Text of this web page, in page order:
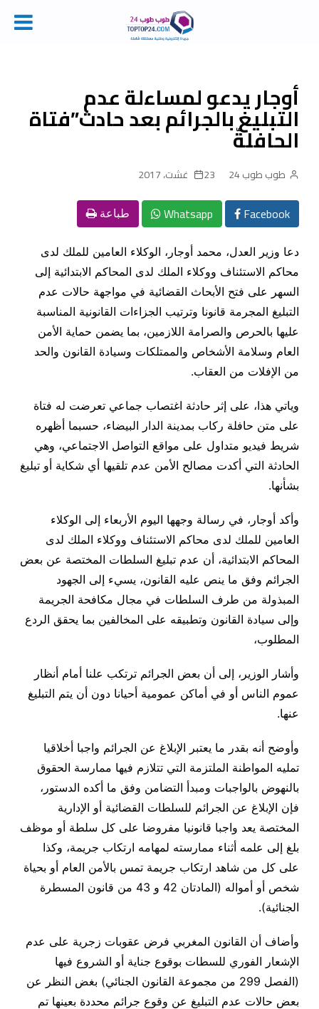
contentأوجار يدعو لمساءلة عدم
التبليغ بالجرائم بعد حادث”فتاة
الحافلةّ
طوب طوب 24 23 غشت، 2017
Facebook
Whatsapp طباعة
دعا وزير العدل، محمد أوجار، الوكلاء العامين للملك لدى
محاكم الاستئناف ووكلاء الملك لدى المحاكم الابتدائية إلى
السهر على فتح الأبحاث القضائية في مواجهة حالات عدم
التبليغ المجرمة قانونا وترتيب الجزاءات القانونية المناسبة
عليها بالحرص والصرامة اللازمين، بما يضمن حماية الأمن
العام وسلامة الأشخاص والممتلكات وسيادة القانون والحد
من الإفلات من العقاب.
وياتي هذا، على إثر حادثة اغتصاب جماعي تعرضت له فتاة
على متن حافلة ركاب بمدينة الدار البيضاء، حسبما أظهره
شريط فيديو متداول على مواقع التواصل الاجتماعي، وهي
الحادثة التي أكدت مصالح الأمن عدم تلقيها أي شكاية أو تبليغ
بشأنها.
وأكد أوجار، في رسالة وجهها اليوم الأربعاء إلى الوكلاء
العامين للملك لدى محاكم الاستئناف ووكلاء الملك لدى
المحاكم الابتدائية، أن عدم تبليغ السلطات المختصة عن بعض
الجرائم وفق ما ينص عليه القانون، يسيء إلى الجهود
المبذولة من طرف السلطات في مجال مكافحة الجريمة
وإلى سيادة القانون وتطبيقه على المخالفين بما يحقق الردع
المطلوب،
وأشار الوزير، إلى أن بعض الجرائم ترتكب علنا أمام أنظار
عموم الناس أو في أماكن عمومية أحيانا دون أن يتم التبليغ
عنها.
وأوضح أنه بقدر ما يعتبر الإبلاغ عن الجرائم واجبا أخلاقيا
تمليه المواطنة الملتزمة التي تتلازم فيها ممارسة الحقوق
بالنهوض بالواجبات ومبدأ التضامن وفق ما أكده الدستور،
فإن الإبلاغ عن الجرائم للسلطات القضائية أو الإدارية
المختصة يعد واجبا قانونيا مفروضا على كل سلطة أو موظف
بلغ إلى علمه أثناء ممارسته لمهامه ارتكاب جريمة، وكذا
على كل من شاهد ارتكاب جريمة تمس بالأمن العام أو بحياة
شخص أو أمواله (المادتان 42 و 43 من قانون المسطرة
الجنائية).
وأضاف أن القانون المغربي فرض عقوبات زجرية على عدم
الإشعار الفوري للسطات بوقوع جناية أو الشروع فيها
(الفصل 299 من مجموعة القانون الجنائي) بغض النظر عن
بعض حالات عدم التبليغ عن وقوع جرائم محددة بعينها تم